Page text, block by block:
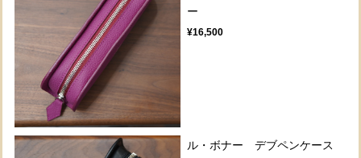
ー
¥16,500
ル・ボナー デブペンケース